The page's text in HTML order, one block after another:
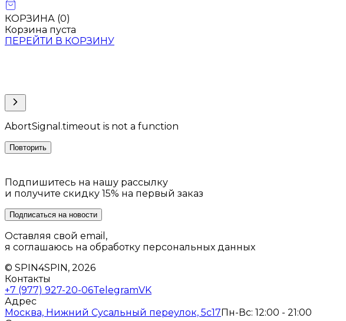
КОРЗИНА (0)
Корзина пуста
ПЕРЕЙТИ В КОРЗИНУ
AbortSignal.timeout is not a function
Повторить
Подпишитесь на нашу рассылку
и получите скидку 15% на первый заказ
Подписаться на новости
Оставляя свой email,
я соглашаюсь на обработку персональных данных
© SPIN4SPIN, 2026
Контакты
+7 (977) 927-20-06TelegramVK
Адрес
Москва, Нижний Сусальный переулок, 5с17 Пн-Вс: 12:00 - 21:00